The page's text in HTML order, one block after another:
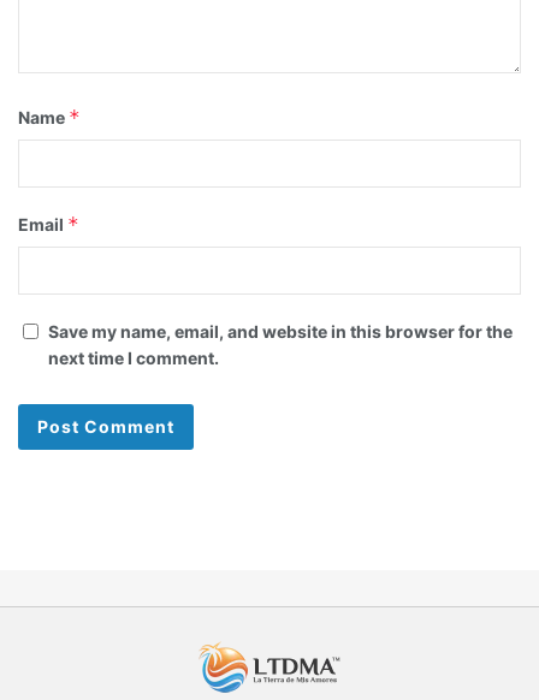
Name *
Email *
Save my name, email, and website in this browser for the
next time I comment.